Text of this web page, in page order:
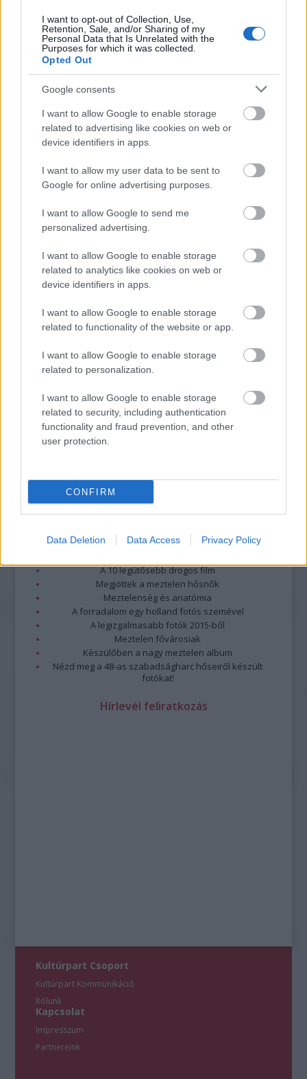
I want to opt-out of Collection, Use,
Retention, Sale, and/or Sharing of my
Personal Data that Is Unrelated with the
Purposes for which it was collected.
Opted Out
Google consents
I want to allow Google to enable storage
related to advertising like cookies on web or
device identifiers in apps.
I want to allow my user data to be sent to
Google for online advertising purposes.
I want to allow Google to send me
personalized advertising.
I want to allow Google to enable storage
related to analytics like cookies on web or
device identifiers in apps.
I want to allow Google to enable storage
related to functionality of the website or app.
I want to allow Google to enable storage
related to personalization.
I want to allow Google to enable storage
related to security, including authentication
functionality and fraud prevention, and other
user protection.
CONFIRM
Data Deletion Data Access Privacy Policy
AZ ÁZSIAI GYÓGYÍTÓ REGÉNY AZ ÚJ SKANDINÁV
KRIMI
AZ EMBERSÉG ÜNNEPE
A bejegyzés trackback címe:
https://kulturpart.hu/api/trackback/id/7866114
A hozzászólások avonatkozó jogszabályokértelmében felhasználói tartalomnak
minősülnek, értük aszolgáltatás technikai
Részletek a Felhasználási feltételekbenés azadatvédelmi tájékoztatóban
Megdöbbentő fotók a néptelen fővárosról
A 10 legütősebb drogos film
Megjöttek a meztelen hősnők
Meztelenség és anatómia
A forradalom egy holland fotós szemével
A legizgalmasabb fotók 2015-ből
Meztelen fővárosiak
Készülőben a nagy meztelen album
Nézd meg a 48-as szabadságharc hőseiről készült
fotókat!
Hírlevél feliratkozás
Kultúrpart Csoport
Kultúrpart Kommunikáció
Rólunk
Kapcsolat
Impresszum
Partnereink